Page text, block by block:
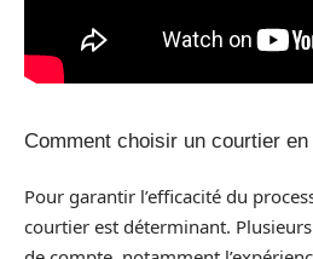
Comment choisir un courtier
Pour garantir l’efficacité du
courtier est déterminant.